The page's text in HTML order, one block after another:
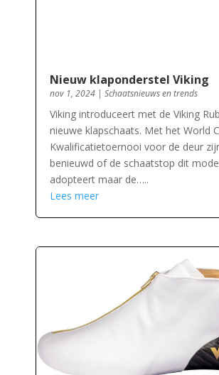
Nieuw klaponderstel Viking
nov 1, 2024| Schaatsnieuws en trends
Viking introduceert met de Viking
nieuwe klapschaats. Met het World
Kwalificatietoernooi voor de deur
benieuwd of de schaatstop dit
adopteert maar de…..
Lees meer